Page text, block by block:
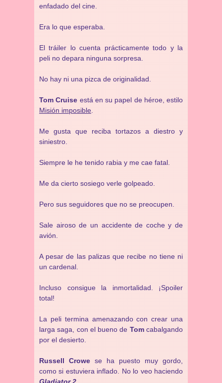
enfadado del cine.
Era lo que esperaba.
El tráiler lo cuenta prácticamente todo y la
peli no depara ninguna sorpresa.
No hay ni una pizca de originalidad.
Tom Cruise está en su papel de héroe, estilo
Misión imposible
Me gusta que reciba tortazos a diestro y
siniestro.
Siempre le he tenido rabia y me cae fatal.
Me da cierto sosiego verle golpeado.
Pero sus seguidores que no se preocupen.
Sale airoso de un accidente de coche y de
avión.
A pesar de las palizas que recibe no tiene ni
un cardenal.
Incluso consigue la inmortalidad. ¡Spoiler
total!
La peli termina amenazando con crear una
larga saga, con el bueno de Tomcabalgando
por el desierto.
Russell Crowe se ha puesto muy gordo,
como si estuviera inflado. No lo veo haciendo